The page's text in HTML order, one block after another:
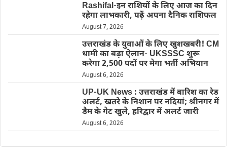
Rashifal-इन राशियों के लिए आज का दिन
रहेगा लाभकारी, पढ़ें अपना दैनिक राशिफल
August 7, 2026
उत्तराखंड के युवाओं के लिए खुशखबरी! CM
धामी का बड़ा ऐलान- UKSSSC शुरू
करेगा 2,500 पदों पर मेगा भर्ती अभियान
August 6, 2026
UP-UK News : उत्तराखंड में बारिश का रेड
अलर्ट, खतरे के निशान पर नदियां; श्रीनगर में
डैम के गेट खुले, हरिद्वार में अलर्ट जारी
August 6, 2026